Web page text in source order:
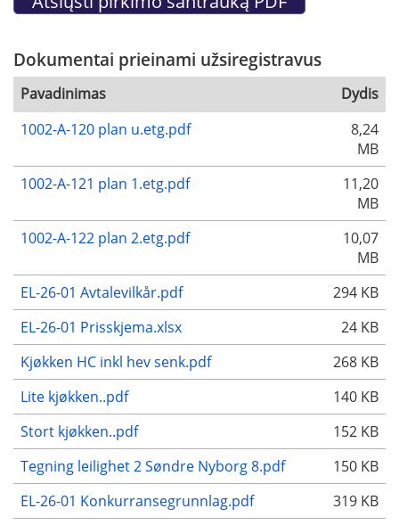
Dokumentai prieinami užsiregistravus
Pavadinimas
Dydis
1002-A-120 plan u.etg.pdf
8,24
MB
1002-A-121 plan 1.etg.pdf
11,20
MB
1002-A-122 plan 2.etg.pdf
10,07
MB
EL-26-01 Avtalevilkår.pdf
294 KB
EL-26-01 Prisskjema.xlsx
24 KB
Kjøkken HC inkl hev senk.pdf
268 KB
Lite kjøkken..pdf
140 KB
Stort kjøkken..pdf
152 KB
Tegning leilighet 2 Søndre Nyborg 8.pdf
150 KB
EL-26-01 Konkurransegrunnlag.pdf
319 KB